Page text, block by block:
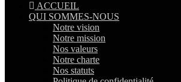
ACCUEIL
QUI SOMMES-NOUS
Notre vision
Notre mission
Nos valeurs
Notre charte
Nos statuts